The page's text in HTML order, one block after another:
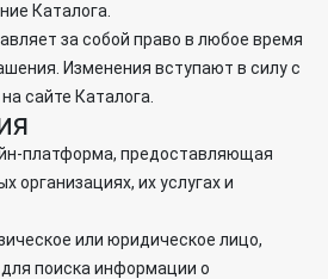
Каталога.
за собой право в любое время
Изменения вступают в силу с
сайте Каталога.
платформа, предоставляющая
организациях, их услугах и
или юридическое лицо,
поиска информации о